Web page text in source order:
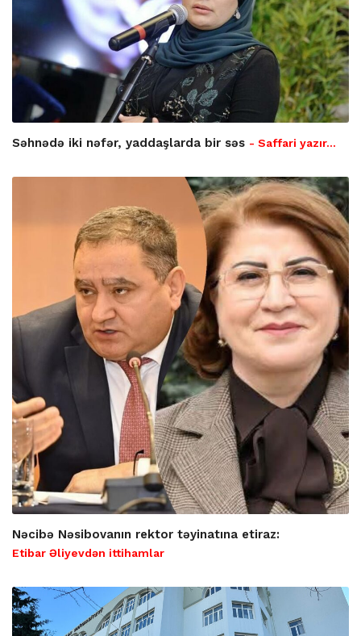
Səhnədə iki nəfər, yaddaşlarda bir səs - Saffari yazır…
Nəcibə Nəsibovanın rektor təyinatına etiraz:
Etibar Əliyevdən ittihamlar